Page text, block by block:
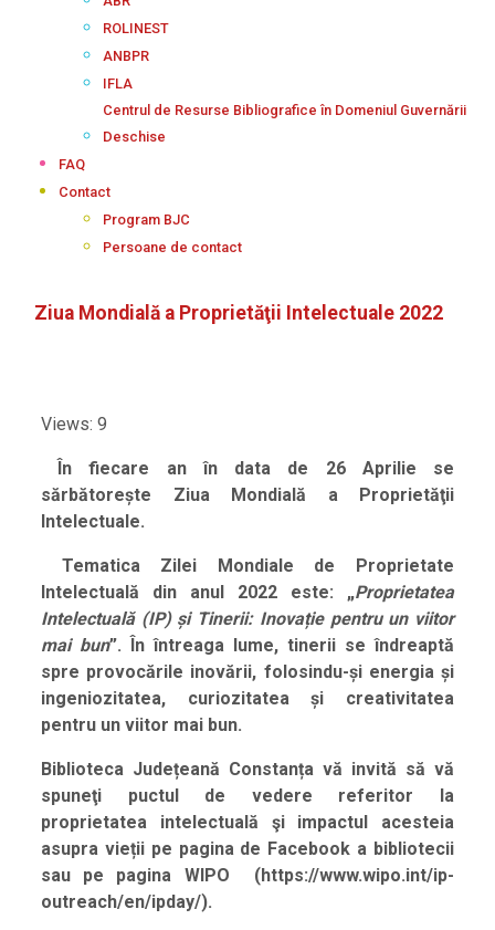
ROLINEST
ANBPR
IFLA
Centrul de Resurse Bibliografice în Domeniul Guvernării
Deschise
FAQ
Contact
Program BJC
Persoane de contact
Ziua Mondială a Proprietăţii Intelectuale 2022
Views: 9
În fiecare an în data de 26 Aprilie se
sărbătorește Ziua Mondială a Proprietăţii
Intelectuale.
Tematica Zilei Mondiale de Proprietate
Intelectuală din anul 2022 este: „Proprietatea
Intelectuală (IP) și Tinerii: Inovație pentru un viitor
mai bun”. În întreaga lume, tinerii se îndreaptă
spre provocările inovării, folosindu-și energia și
ingeniozitatea, curiozitatea și creativitatea
pentru un viitor mai bun.
Biblioteca Județeană Constanța vă invită să vă
spuneţi puctul de vedere referitor la
proprietatea intelectuală şi impactul acesteia
asupra vieții pe pagina de Facebook a bibliotecii
sau pe pagina WIPO (https://www.wipo.int/ip-
outreach/en/ipday/).